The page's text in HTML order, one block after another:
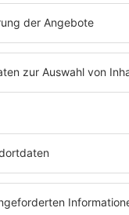
Frau